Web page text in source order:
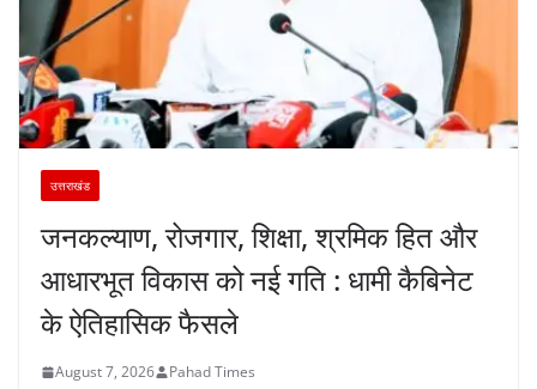
उत्तराखंड
जनकल्याण, रोजगार, शिक्षा, श्रमिक हित और
आधारभूत विकास को नई गति : धामी कैबिनेट
के ऐतिहासिक फैसले
August 7, 2026 Pahad Times